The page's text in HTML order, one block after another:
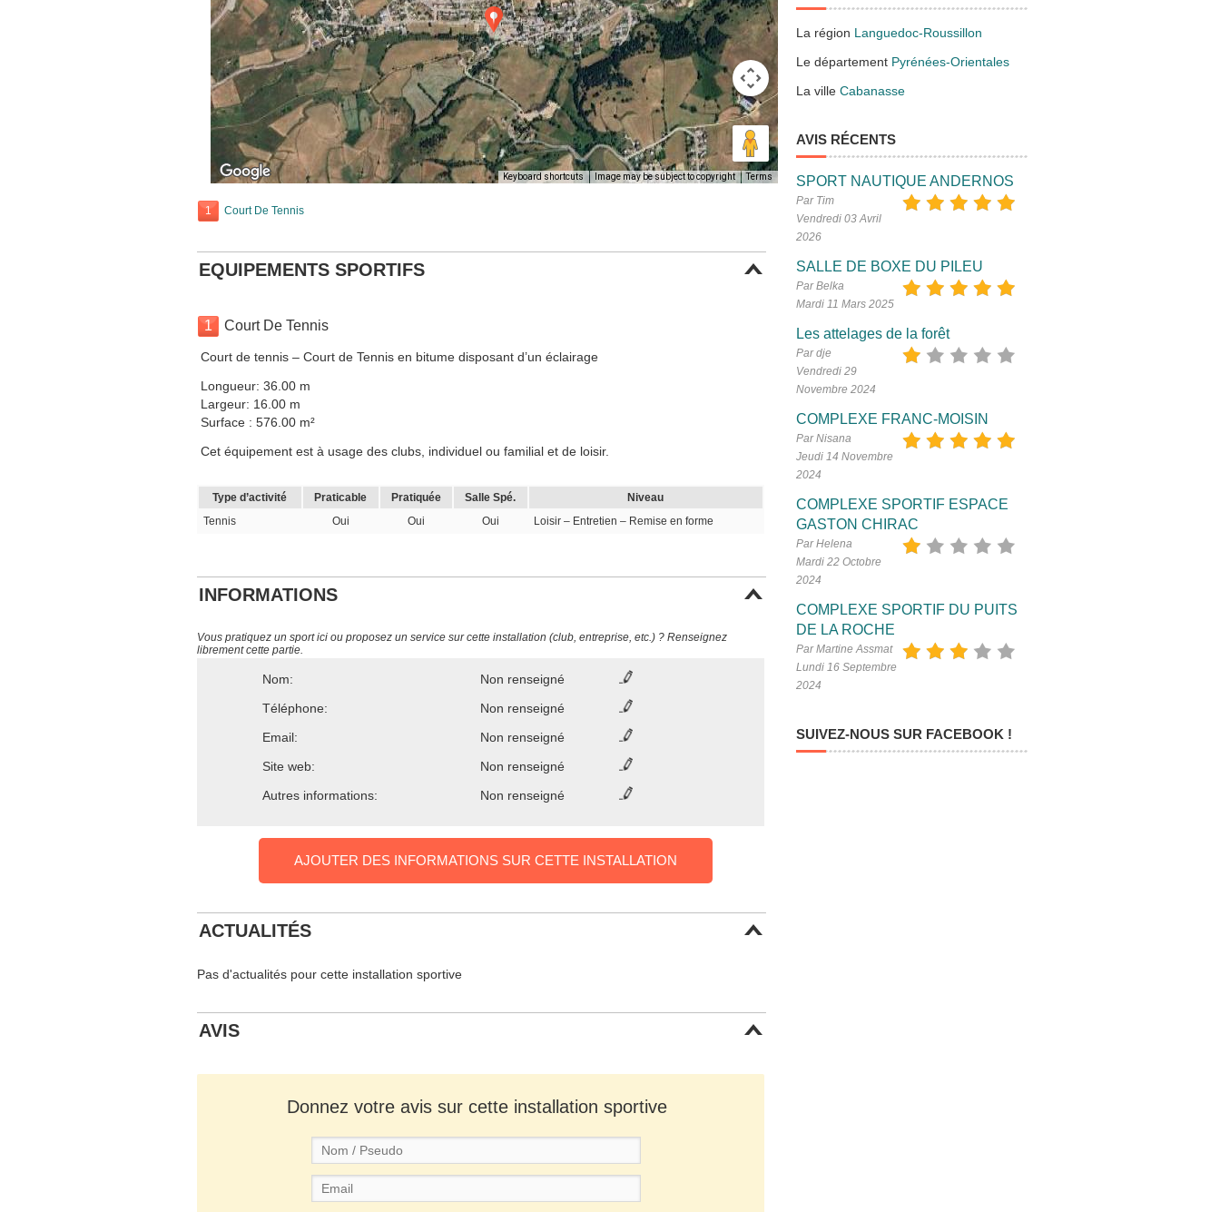
Keyboard shortcuts Image may be subject to copyright Terms
1 Court De Tennis
EQUIPEMENTS SPORTIFS
1 Court De Tennis
Court de tennis – Court de Tennis en bitume disposant d’un éclairage
Longueur: 36.00 m
Largeur: 16.00 m
Surface : 576.00 m²
Cet équipement est à usage des clubs, individuel ou familial et de loisir.
Type d’activité Praticable Pratiquée Salle Spé.
Niveau
Tennis
Oui Oui Oui Loisir – Entretien – Remise en forme
INFORMATIONS
Vous pratiquez un sport ici ou proposez un service sur cette installation (club, entreprise, etc.) ? Renseignez
librement cette partie.
Nom:
Non renseigné
Téléphone:
Non renseigné
Email:
Non renseigné
Site web:
Non renseigné
Autres informations:
Non renseigné
AJOUTER DES INFORMATIONS SUR CETTE INSTALLATION
ACTUALITÉS
Pas d'actualités pour cette installation sportive
AVIS
Donnez votre avis sur cette installation sportive
La région Languedoc-Roussillon
Le département Pyrénées-Orientales
La ville Cabanasse
AVIS RÉCENTS
SPORT NAUTIQUE ANDERNOS
Par Tim
Vendredi 03 Avril
2026
SALLE DE BOXE DU PILEU
Par Belka
Mardi 11 Mars 2025
Les attelages de la forêt
Par dje
Vendredi 29
Novembre 2024
COMPLEXE FRANC-MOISIN
Par Nisana
Jeudi 14 Novembre
2024
COMPLEXE SPORTIF ESPACE
GASTON CHIRAC
Par Helena
Mardi 22 Octobre
2024
COMPLEXE SPORTIF DU PUITS
DE LA ROCHE
Par Martine Assmat
Lundi 16 Septembre
2024
SUIVEZ-NOUS SUR FACEBOOK !